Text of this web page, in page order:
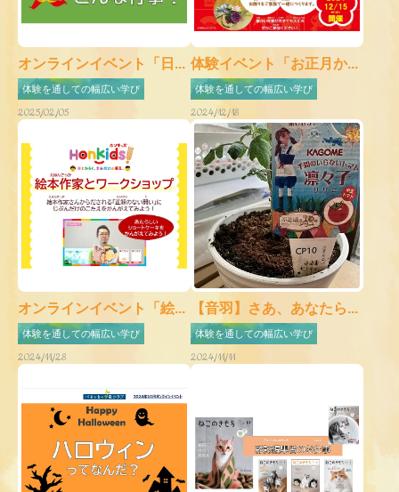
オンラインイベント「日...
体験を通しての幅広い学び
2025/02/05
体験イベント「お正月か...
体験を通しての幅広い学び
2024/12/18
オンラインイベント「絵...
体験を通しての幅広い学び
2024/11/28
【音羽】さあ、あなたら...
体験を通しての幅広い学び
2024/11/11